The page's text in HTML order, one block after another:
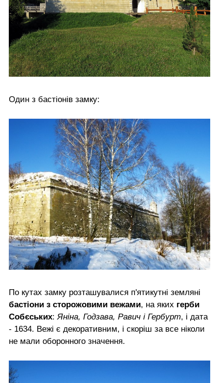
Один з бастіонів замку:
По кутах замку розташувалися п'ятикутні земляні
бастіони з сторожовими вежами, на яких герби
Собєських: Яніна, Годзава, Равич і Гербурт, і дата
- 1634. Вежі є декоративним, і скоріш за все ніколи
не мали оборонного значення.